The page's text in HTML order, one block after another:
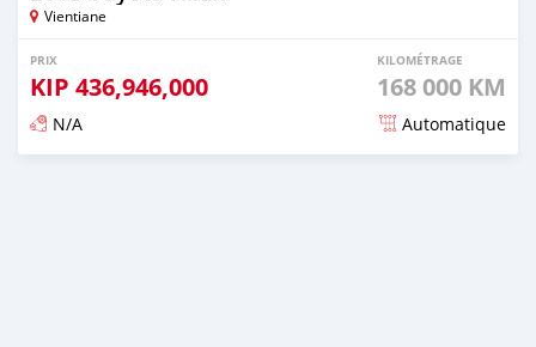
Vientiane
PRIX
KIP 436,946,000
KILOMÉTRAGE
168 000 KM
N/A Automatique